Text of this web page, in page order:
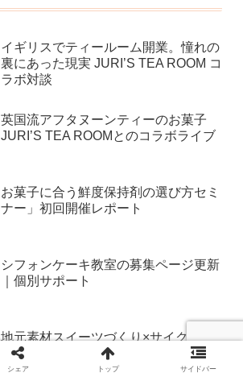
イギリスでティールーム開業。憧れの
裏にあった現実 JURI’S TEA ROOM コ
ラボ対談
英国流アフタヌーンティーのお菓子
JURI’S TEA ROOMとのコラボライブ
お菓子に合う鮮度保持剤の選び方セミ
ナー」初回開催レポート
シフォンケーキ教室の募集ページ更新
｜個別サポート
地元素材スイーツづくり×サイクリン
グイベント開催レポート｜走って、作
って、食べて鳴門を味わう
シェア トップ サイドバー